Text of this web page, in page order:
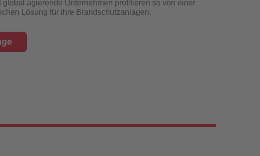
global agierende Unternehmen profitieren so von einer
Lösung für ihre Brandschutzanlagen.